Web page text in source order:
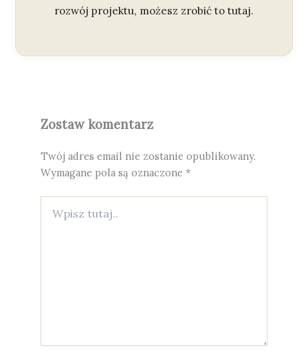
rozwój projektu, możesz zrobić to tutaj.
Zostaw komentarz
Twój adres email nie zostanie opublikowany.
Wymagane pola są oznaczone *
tutaj..